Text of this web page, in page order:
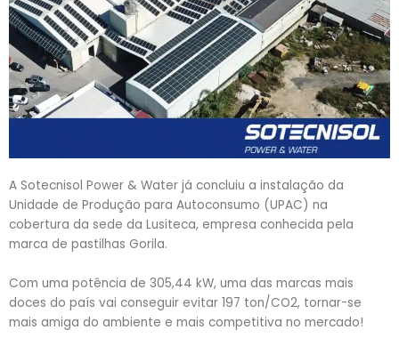
A Sotecnisol Power & Water já concluiu a instalação da
Unidade de Produção para Autoconsumo (UPAC) na
cobertura da sede da Lusiteca, empresa conhecida pela
marca de pastilhas Gorila.
Com uma potência de 305,44 kW, uma das marcas mais
doces do país vai conseguir evitar 197 ton/CO2, tornar-se
mais amiga do ambiente e mais competitiva no mercado!